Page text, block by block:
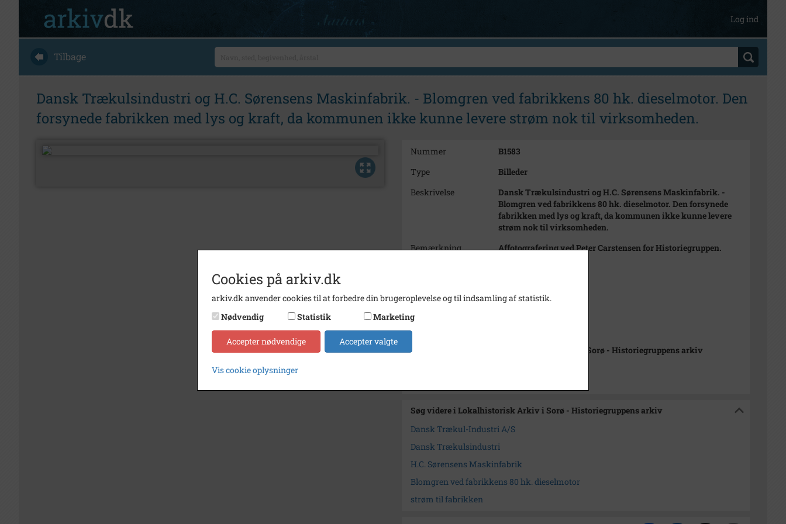
Log ind
Tilbage
Dansk Trækulsindustri og H.C. Sørensens Maskinfabrik. - Blomgren ved fabrikkens 80 hk. dieselmotor. Den
forsynede fabrikken med lys og kraft, da kommunen ikke kunne levere strøm nok til virksomheden.
Nummer
B1583
Type
Billeder
Beskrivelse
Dansk Trækulsindustri og H.C. Sørensens Maskinfabrik. -
Blomgren ved fabrikkens 80 hk. dieselmotor. Den forsynede
fabrikken med lys og kraft, da kommunen ikke kunne levere
strøm nok til virksomheden.
Bemærkning
Affotografering ved Peter Carstensen for Historiegruppen.
Størrelse
Arkiv
Lokalhistorisk Arkiv i Sorø - Historiegruppens arkiv
Søg videre i Lokalhistorisk Arkiv i Sorø - Historiegruppens arkiv
Dansk Trækul-Industri A/S
Dansk Trækulsindustri
H.C. Sørensens Maskinfabrik
Blomgren ved fabrikkens 80 hk. dieselmotor
strøm til fabrikken
Cookies på arkiv.dk
arkiv.dk anvender cookies til at forbedre din brugeroplevelse og til indsamling af statistik.
Nødvendig
Statistik Marketing
Accepter nødvendige Accepter valgte
Vis cookie oplysninger